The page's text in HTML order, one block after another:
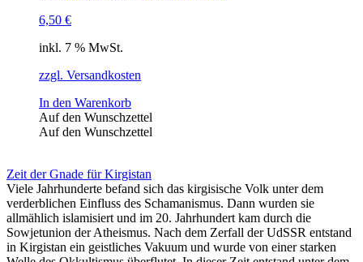
6,50 €
inkl. 7 % MwSt.
zzgl. Versandkosten
In den Warenkorb
Auf den Wunschzettel
Auf den Wunschzettel
Zeit der Gnade für Kirgistan
Viele Jahrhunderte befand sich das kirgisische Volk unter dem
verderblichen Einfluss des Schamanismus. Dann wurden sie
allmählich islamisiert und im 20. Jahrhundert kam durch die
Sowjetunion der Atheismus. Nach dem Zerfall der UdSSR entstand
in Kirgistan ein geistliches Vakuum und wurde von einer starken